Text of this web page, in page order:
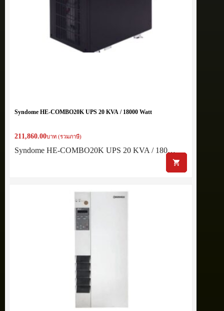
Syndome HE-COMBO20K UPS 20 KVA / 18000 Watt
211,860.00บาท (รวมภาษี)
Syndome HE-COMBO20K UPS 20 KVA / 180…